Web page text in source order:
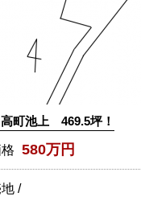
高町池上 469.5坪！
580万円
/